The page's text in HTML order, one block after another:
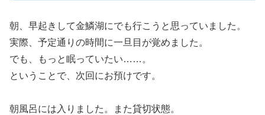
朝、早起きして金鱗湖にでも行こうと思っていました。
実際、予定通りの時間に一旦目が覚めました。
でも、もっと眠っていたい……。
ということで、次回にお預けです。
朝風呂には入りました。また貸切状態。